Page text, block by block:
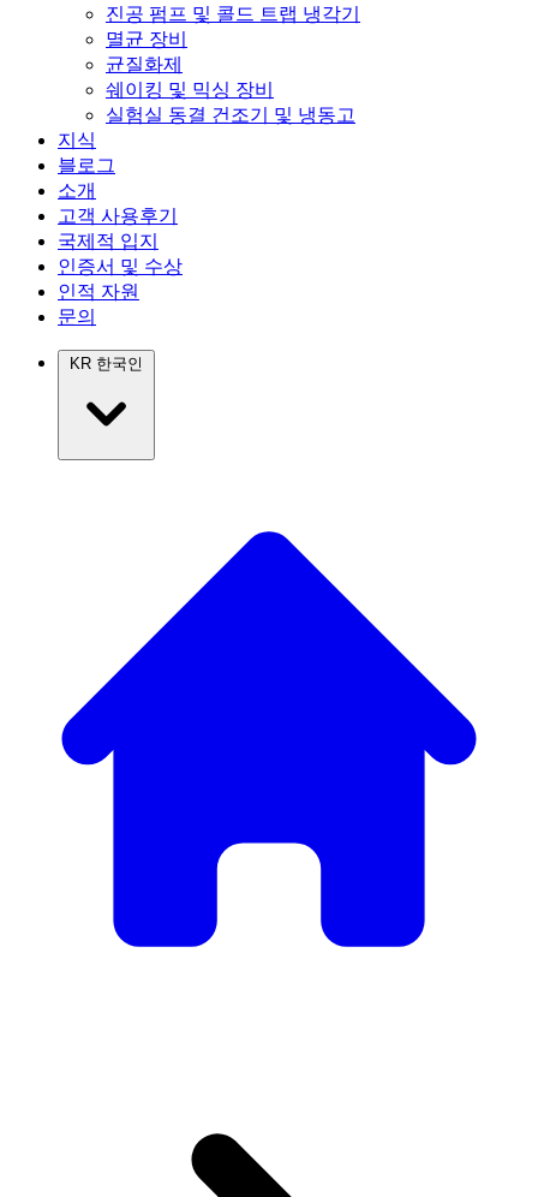
진공 펌프 및 콜드 트랩 냉각기
멸균 장비
균질화제
쉐이킹 및 믹싱 장비
실험실 동결 건조기 및 냉동고
지식
블로그
소개
고객 사용후기
국제적 입지
인증서 및 수상
인적 자원
문의
KR 한국인